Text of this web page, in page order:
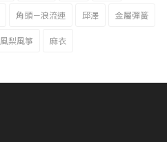
角頭－浪流連 邱澤 金屬彈簧
風梨風箏 麻衣